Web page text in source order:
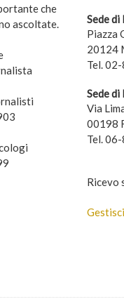
che
ascoltate.
Sede
Piazza
20124
Tel.
Sede di
Via
00198
Tel.
Ricevo